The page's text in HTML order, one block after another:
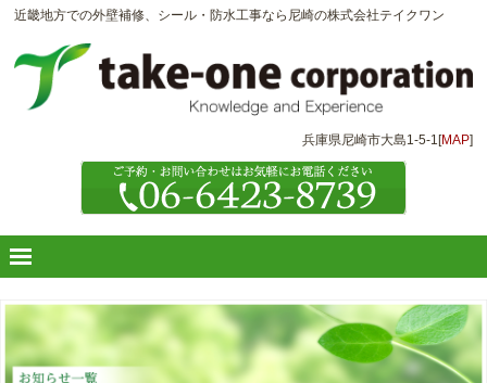
近畿地方での外壁補修、シール・防水工事なら尼崎の株式会社テイクワン
兵庫県尼崎市大島1-5-1[MAP]